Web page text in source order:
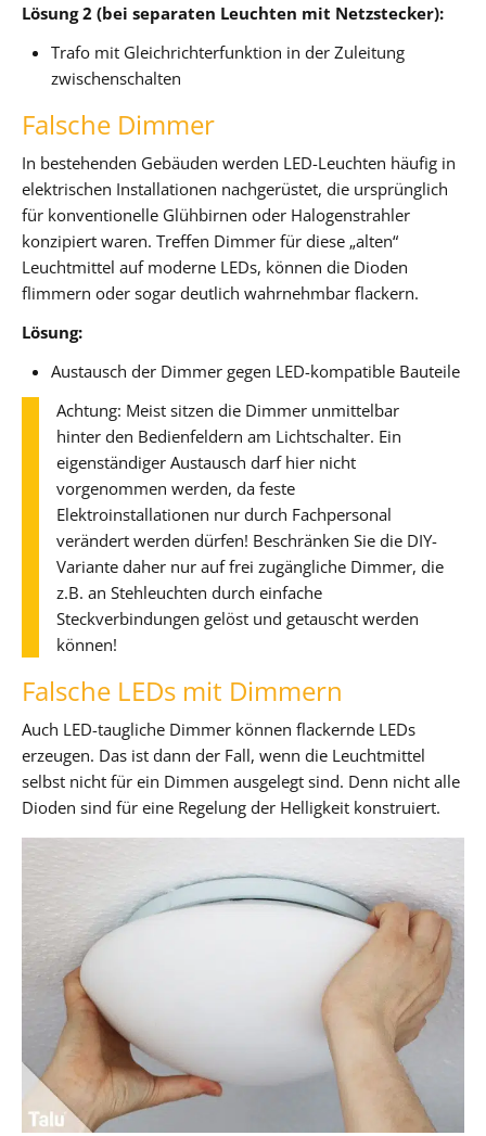
Lösung 2 (bei separaten Leuchten mit Netzstecker):
Trafo mit Gleichrichterfunktion in der Zuleitung
zwischenschalten
Falsche Dimmer
In bestehenden Gebäuden werden LED-Leuchten häufig in
elektrischen Installationen nachgerüstet, die ursprünglich
für konventionelle Glühbirnen oder Halogenstrahler
konzipiert waren. Treffen Dimmer für diese „alten“
Leuchtmittel auf moderne LEDs, können die Dioden
flimmern oder sogar deutlich wahrnehmbar flackern.
Lösung:
Austausch der Dimmer gegen LED-kompatible Bauteile
Achtung: Meist sitzen die Dimmer unmittelbar
hinter den Bedienfeldern am Lichtschalter. Ein
eigenständiger Austausch darf hier nicht
vorgenommen werden, da feste
Elektroinstallationen nur durch Fachpersonal
verändert werden dürfen! Beschränken Sie die DIY-
Variante daher nur auf frei zugängliche Dimmer, die
z.B. an Stehleuchten durch einfache
Steckverbindungen gelöst und getauscht werden
können!
Falsche LEDs mit Dimmern
Auch LED-taugliche Dimmer können flackernde LEDs
erzeugen. Das ist dann der Fall, wenn die Leuchtmittel
selbst nicht für ein Dimmen ausgelegt sind. Denn nicht alle
Dioden sind für eine Regelung der Helligkeit konstruiert.